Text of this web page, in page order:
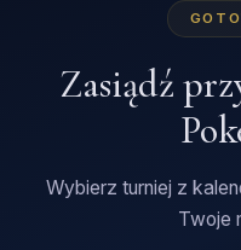
Zasiądź
Wybierz turniej z
Twoje